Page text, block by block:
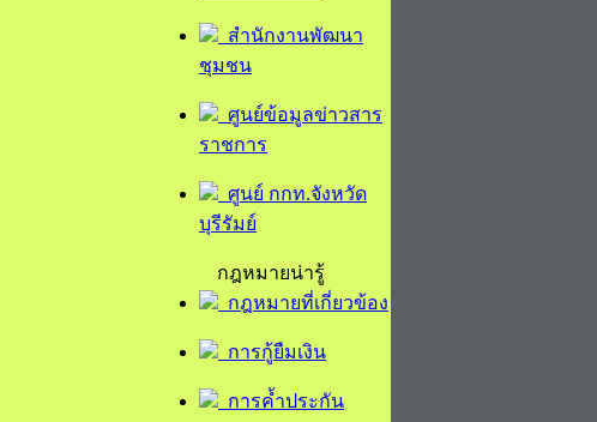
สำนักงานพัฒนา
ชุมชน
ศูนย์ข้อมูลข่าวสาร
ราชการ
ศูนย์ กกท.จังหวัด
บุรีรัมย์
กฎหมายน่ารู้
กฎหมายที่เกี่ยวข้อง
การกู้ยืมเงิน
การค้ำประกัน